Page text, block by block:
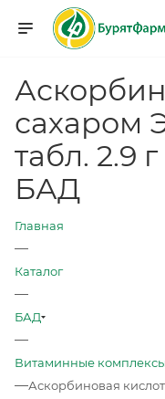
сахаром
табл. 2.9
БАД
Главная
—
Каталог
—
БАД
—
Витаминные комплексы
—Аскорбиновая